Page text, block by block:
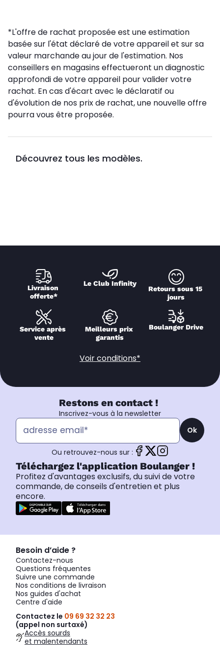
*L'offre de rachat proposée est une estimation
basée sur l'état déclaré de votre appareil et sur sa
valeur marchande au jour de l'estimation. Nos
conseillers en magasins effectueront un diagnostic
approfondi de votre appareil pour valider votre
rachat. En cas d'écart avec le déclaratif ou
d'évolution de nos prix de rachat, une nouvelle offre
pourra vous être proposée.
Découvrez tous les modèles.
Livraison
offerte*
Le Club Infinity
Retours sous 15
jours
Service après
vente
Meilleurs prix
garantis
Boulanger Drive
Voir conditions*
Restons en contact !
Inscrivez-vous à la newsletter
Ok
Ou retrouvez-nous sur :
Téléchargez l'application Boulanger !
Profitez d'avantages exclusifs, du suivi de votre
commande, de conseils d'entretien et plus
encore.
Besoin d’aide ?
Contactez-nous
Questions fréquentes
Suivre une commande
Nos conditions de livraison
Nos guides d'achat
Centre d'aide
Contactez le 09 69 32 32 23
(appel non surtaxé)
Accès sourds
et malentendants